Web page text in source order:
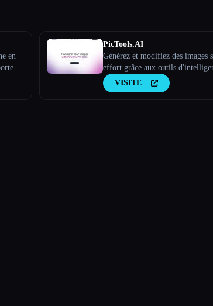
en
PicTools.AI
Générez et modifiez des images
effort grâce aux outils
artificielle
VISITE